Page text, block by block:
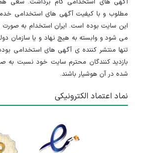
آگهی های استخدامی گام برداشت. سعی
مطلوب و با کیفیت آگهی های استخدامی
این سایت بوده است. ایران استخدام به
می شود و وابسته به هیچ نهاد و یا سازمان
تنها منتشر کننده ی آگهی های استخدامی
بازدید کنندگان محترم سایت خود نسبت به
شده در آن هوشیار باشند.
نماد اعتماد الکترونیکی